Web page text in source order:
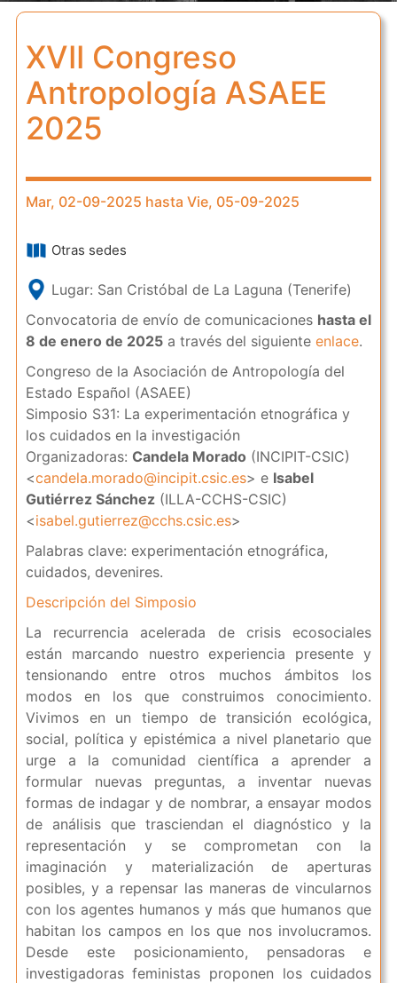
XVII Congreso
Antropología ASAEE
2025
Mar, 02-09-2025 hasta Vie, 05-09-2025
Otras sedes
Lugar: San Cristóbal de La Laguna (Tenerife)
Convocatoria de envío de comunicaciones hasta el
8 de enero de 2025a través del siguiente enlace.
Congreso de la Asociación de Antropología del
Estado Español (ASAEE)
Simposio S31: La experimentación etnográfica y
los cuidados en la investigación
Organizadoras: Candela Morado (INCIPIT-CSIC)
<candela.morado@incipit.csic.es> e Isabel
Gutiérrez Sánchez(ILLA-CCHS-CSIC)
<isabel.gutierrez@cchs.csic.es>
Palabras clave: experimentación etnográfica,
cuidados, devenires.
Descripción del Simposio
La recurrencia acelerada de crisis ecosociales
están marcando nuestro experiencia presente y
tensionando entre otros muchos ámbitos los
modos en los que construimos conocimiento.
Vivimos en un tiempo de transición ecológica,
social, política y epistémica a nivel planetario que
urge a la comunidad científica a aprender a
formular nuevas preguntas, a inventar nuevas
formas de indagar y de nombrar, a ensayar modos
de análisis que trasciendan el diagnóstico y la
representación y se comprometan con la
imaginación y materialización de aperturas
posibles, y a repensar las maneras de vincularnos
con los agentes humanos y más que humanos que
habitan los campos en los que nos involucramos.
Desde este posicionamiento, pensadoras e
investigadoras feministas proponen los cuidados